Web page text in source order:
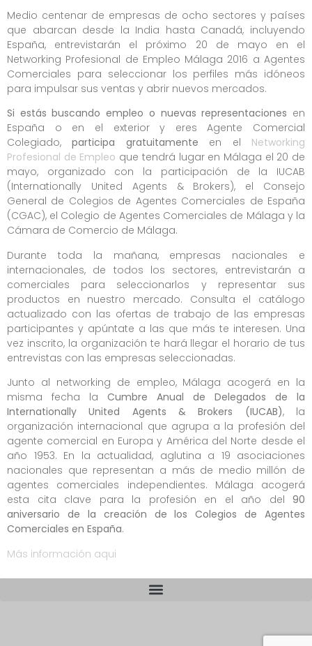
Medio centenar de empresas de ocho sectores y países
que abarcan desde la India hasta Canadá, incluyendo
España, entrevistarán el próximo 20 de mayo en el
Networking Profesional de Empleo Málaga 2016 a Agentes
Comerciales para seleccionar los perfiles más idóneos
para impulsar sus ventas y abrir nuevos mercados.
Si estás buscando empleo o nuevas representaciones en
España o en el exterior y eres Agente Comercial
Colegiado,participa gratuitamente en el Networking
Profesional de Empleo que tendrá lugar en Málaga el 20 de
mayo, organizado con la participación de la IUCAB
(Internationally United Agents & Brokers), el Consejo
General de Colegios de Agentes Comerciales de España
(CGAC), el Colegio de Agentes Comerciales de Málaga y la
Cámara de Comercio de Málaga.
Durante toda la mañana, empresas nacionales e
internacionales, de todos los sectores, entrevistarán a
comerciales para seleccionarlos y representar sus
productos en nuestro mercado. Consulta el catálogo
actualizado con las ofertas de trabajo de las empresas
participantes y apúntate a las que más te interesen. Una
vez inscrito, la organización te hará llegar el horario de tus
entrevistas con las empresas seleccionadas.
Junto al networking de empleo, Málaga acogerá en la
misma fecha la Cumbre Anual de Delegados de la
Internationally United Agents & Brokers (IUCAB), la
organización internacional que agrupa a la profesión del
agente comercial en Europa y América del Norte desde el
año 1953. En la actualidad, aglutina a 19 asociaciones
nacionales que representan a más de medio millón de
agentes comerciales independientes. Málaga acogerá
esta cita clave para la profesión en el año del 90
aniversario de la creación de los Colegios de Agentes
Comerciales en España.
Más información aqui